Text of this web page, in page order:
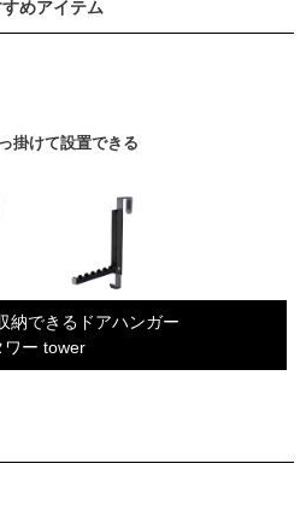
めアイテム
掛けて設置できる
納できるドアハンガー
ワー tower